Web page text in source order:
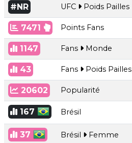
#NR UFC Poids Pailles
7471 Points Fans
1147 Fans Monde
43 Fans Poids Pailles
20602 Popularité
167 Brésil
37 Brésil Femme